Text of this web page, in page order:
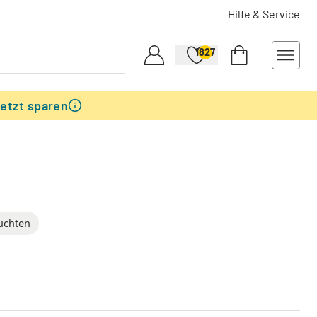
Hilfe & Service
1827
sparen